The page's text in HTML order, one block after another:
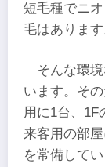
短毛種でニ
毛はあります
そんな環
います。そ
用に1台、1F
来客用の部
を常備して